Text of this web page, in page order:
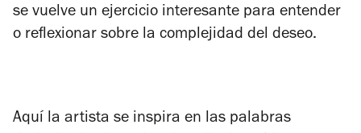
se vuelve un ejercicio interesante para entender
o reflexionar sobre la complejidad del deseo.
Aquí la artista se inspira en las palabras